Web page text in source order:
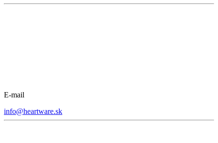
E-mail
info@heartware.sk